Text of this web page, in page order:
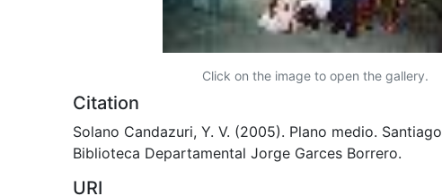
Click on the image to open the gallery.
Citation
Solano Candazuri, Y. V. (2005). Plano medio.
Biblioteca Departamental Jorge Garces Borrero.
URI